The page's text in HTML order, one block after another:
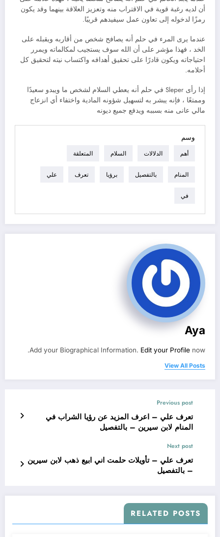
أن لديه رغبة قوية في الاقتراب منه وتعزيز العلاقة بينهما وقد يكون
رمزًا لدخوله إلى تعاون عمل سيفيدهم قريبًا.
عندما يرى المرء في حلم أنه يصافح شخص من أقاربه ويقبله على
الخد ، فهذا مؤشر على أن الله سوف يستجيب لمكالماته ويمرر
احتياجاته ويكون قادرًا على تحقيق أهدافه واكتساب نيته لتحقيق كل
أحلامه.
إذا رأى Sleper في حلم أنه يعطي السلام لشخص ما ويبدو سعيدًا
وممتعًا ، فإنه يبشر به لتسهيل شؤونه المادية واختفاء أي انزعاج
مالي عانى منه بسببه ويدفع جميع ديونه
وسم
أهم الدلالات السلام المتعلقة
المنام بالتفصيل برؤيا تعرف علي
في
Aya
Add your Biographical Information. Edit your Profile now.
View All Posts
Previous post
تعرف علي – اعرف المزيد عن رؤيا الشراب في
المنام لابن سيرين – بالتفصيل
Next post
تعرف علي – تأويلات حلمت اني ابيع ذهب لابن سيرين
– بالتفصيل
RELATED POSTS